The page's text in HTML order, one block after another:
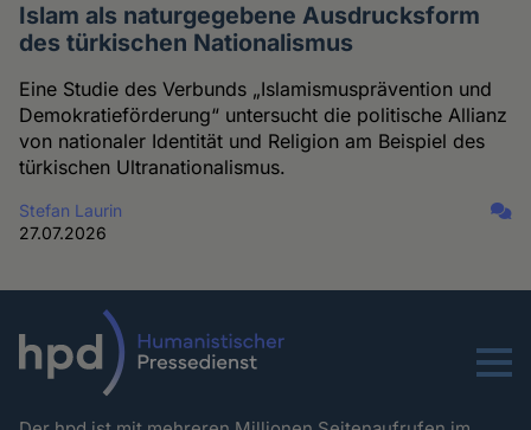
Islam als naturgegebene Ausdrucksform
des türkischen Nationalismus
Eine Studie des Verbunds „Islamismusprävention und
Demokratieförderung“ untersucht die politische Allianz
von nationaler Identität und Religion am Beispiel des
türkischen Ultranationalismus.
Stefan Laurin
27.07.2026
Menu